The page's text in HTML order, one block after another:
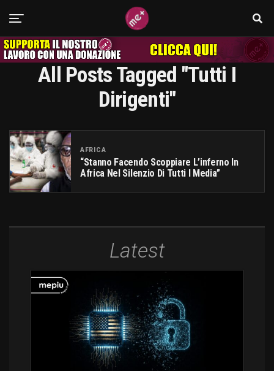
All Posts Tagged "tutti I
Dirigenti"
AFRICA
“Stanno Facendo Scoppiare L’inferno In
Africa Nel Silenzio Di Tutti I Media”
Latest